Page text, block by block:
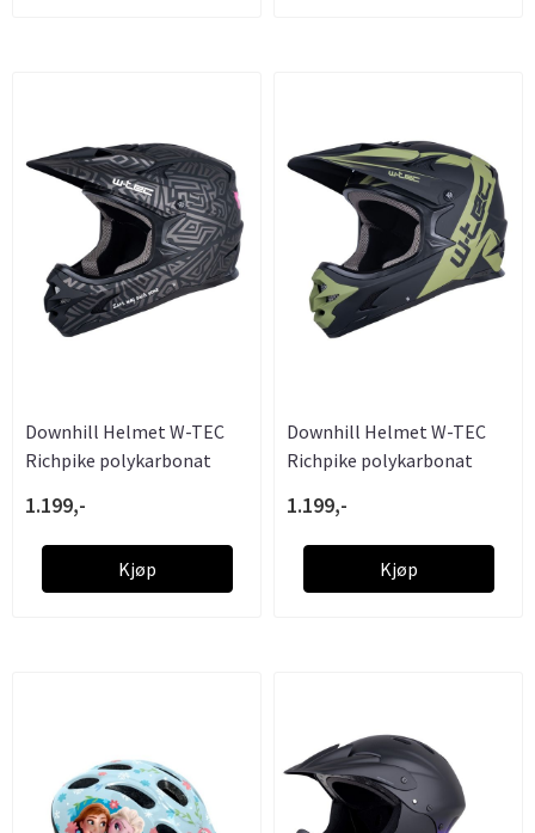
Downhill Helmet W-TEC
Richpike polykarbonat
1.199,-
Kjøp
Downhill Helmet W-TEC
Richpike polykarbonat
1.199,-
Kjøp